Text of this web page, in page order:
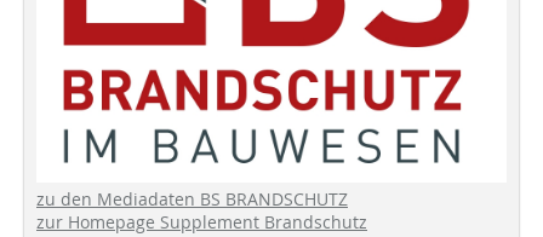
zu den Mediadaten BS BRANDSCHUTZ
zur Homepage Supplement Brandschutz